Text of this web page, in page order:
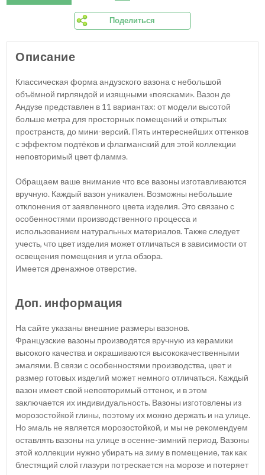
Поделиться
Описание
Классическая форма андузского вазона с небольшой
объёмной гирляндой и изящными «поясками». Вазон де
Андузе представлен в 11 вариантах: от модели высотой
больше метра для просторных помещений и открытых
пространств, до мини-версий. Пять интереснейших оттенков
с эффектом подтёков и флагманский для этой коллекции
неповторимый цвет фламмэ.
Обращаем ваше внимание что все вазоны изготавливаются
вручную. Каждый вазон уникален. Возможны небольшие
отклонения от заявленного цвета изделия. Это связано с
особенностями производственного процесса и
использованием натуральных материалов. Также следует
учесть, что цвет изделия может отличаться в зависимости от
освещения помещения и угла обзора.
Имеется дренажное отверстие.
Доп. информация
На сайте указаны внешние размеры вазонов.
Французские вазоны производятся вручную из керамики
высокого качества и окрашиваются высококачественными
эмалями. В связи с особенностями производства, цвет и
размер готовых изделий может немного отличаться. Каждый
вазон имеет свой неповторимый оттенок, и в этом
заключается их индивидуальность. Вазоны изготовлены из
морозостойкой глины, поэтому их можно держать и на улице.
Но эмаль не является морозостойкой, и мы не рекомендуем
оставлять вазоны на улице в осенне-зимний период. Вазоны
этой коллекции нужно убирать на зиму в помещение, так как
блестящий слой глазури потрескается на морозе и потеряет